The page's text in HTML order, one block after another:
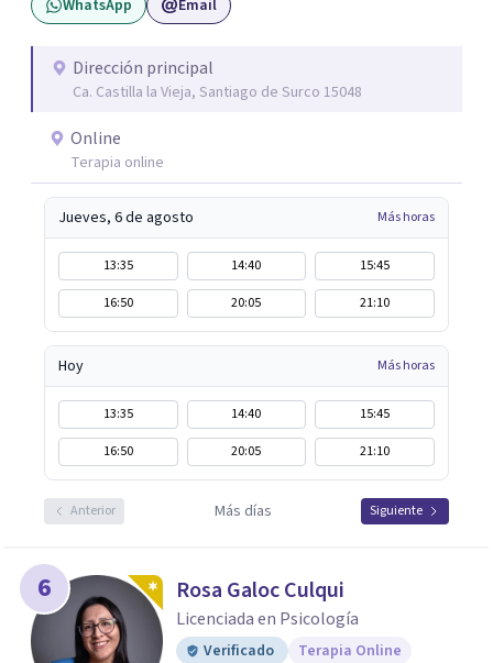
compartir tu historia conmigo. Estaré aquí para
WhatsApp Email
Dirección principal
Ca. Castilla la Vieja, Santiago de Surco 15048
Online
Terapia online
Jueves, 6 de agosto Más horas
13:35 14:40
15:45
16:50
20:05 21:10
Hoy Más horas
13:35 14:40
15:45
16:50
20:05 21:10
Anterior Más días Siguiente
6 Rosa Galoc Culqui
Licenciada en Psicología
Verificado Terapia Online